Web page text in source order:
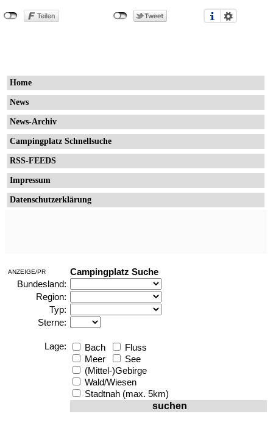
Home
News
News-Archiv
Campingplatz Schnellsuche
RSS-FEEDS
Impressum
Datenschutzerklärung